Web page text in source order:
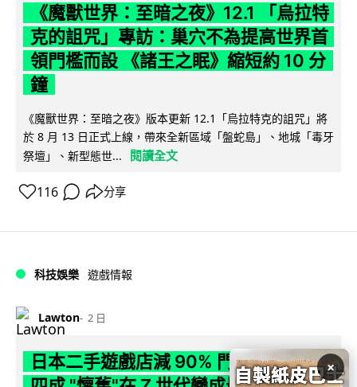
《魔獸世界：至暗之夜》12.1 「烏拉特
克的詛咒」專訪：巢穴不為提高世界首
領門檻而設 《諸王之眠》縮短約 10 分
鐘
《魔獸世界：至暗之夜》版本更新 12.1「烏拉特克的詛咒」將
於 8 月 13 日正式上線，帶來全新區域「盤蛇島」、地城「毒牙
祭壇」、新型態世...
閱讀全文
116 分享
科技娛樂 遊戲情報
Lawton 2 日
日本二手遊戲店減 90% 門市 業績反增×